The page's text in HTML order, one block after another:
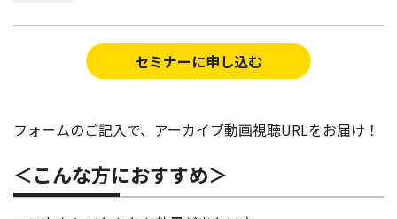
セミナーに申し込む
フォームのご記入で、アーカイブ動画視聴URLをお届け！
＜こんな方におすすめ＞